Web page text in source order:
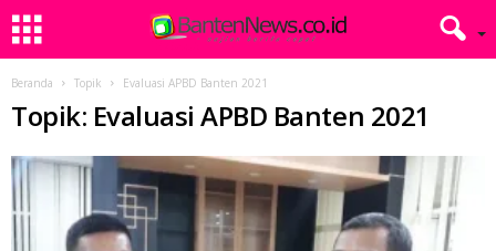
Beranda Topik Evaluasi APBD Banten 2021
Topik: Evaluasi APBD Banten 2021